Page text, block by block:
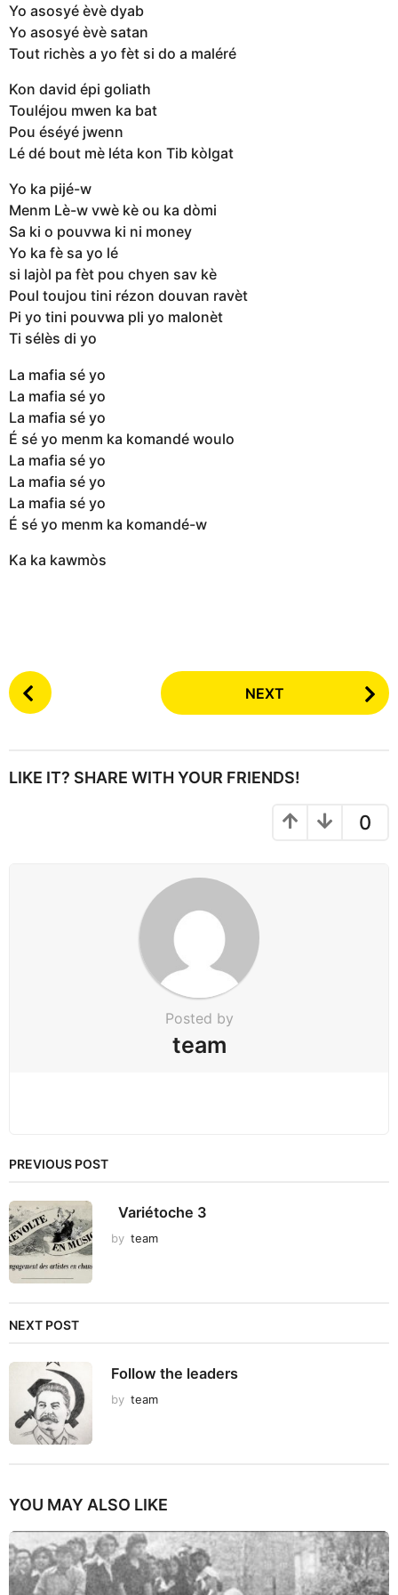
Yo asosyé èvè dyab
Yo asosyé èvè satan
Tout richès a yo fèt si do a maléré
Kon david épi goliath
Touléjou mwen ka bat
Pou éséyé jwenn
Lé dé bout mè léta kon Tib kòlgat
Yo ka pijé-w
Menm Lè-w vwè kè ou ka dòmi
Sa ki o pouvwa ki ni money
Yo ka fè sa yo lé
si lajòl pa fèt pou chyen sav kè
Poul toujou tini rézon douvan ravèt
Pi yo tini pouvwa pli yo malonèt
Ti sélès di yo
La mafia sé yo
La mafia sé yo
La mafia sé yo
É sé yo menm ka komandé woulo
La mafia sé yo
La mafia sé yo
La mafia sé yo
É sé yo menm ka komandé-w
Ka ka kawmòs
P
o
P
NEXT
LIKE IT? SHARE WITH YOUR FRIENDS!
0
Posted by
team
PREVIOUS POST
Variétoche 3
by team
NEXT POST
Follow the leaders
by team
YOU MAY ALSO LIKE